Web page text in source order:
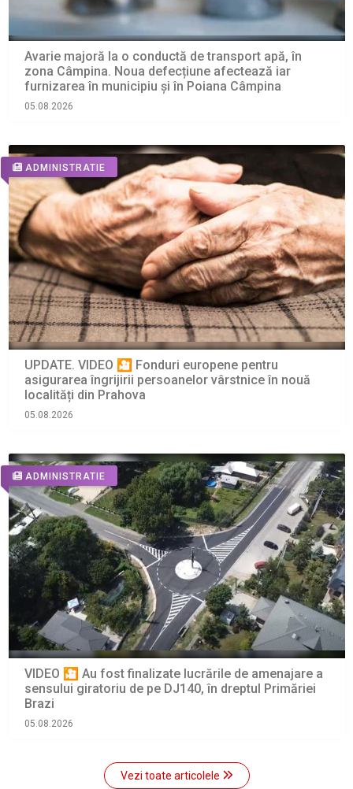
Avarie majoră la o conductă de transport apă, în
zona Câmpina. Noua defecțiune afectează iar
furnizarea în municipiu și în Poiana Câmpina
05.08.2026
ADMINISTRATIE
UPDATE. VIDEO 🎦 Fonduri europene pentru
asigurarea îngrijirii persoanelor vârstnice în nouă
localități din Prahova
05.08.2026
ADMINISTRATIE
VIDEO 🎦 Au fost finalizate lucrările de amenajare a
sensului giratoriu de pe DJ140, în dreptul Primăriei
Brazi
05.08.2026
Vezi toate articolele